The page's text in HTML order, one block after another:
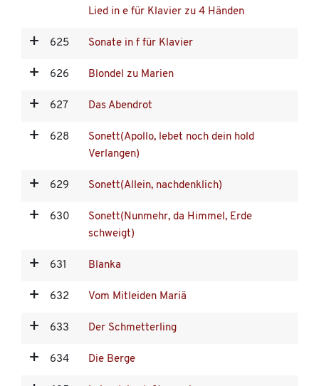
Lied in e für Klavier zu 4 Händen
625 Sonate in f für Klavier
626 Blondel zu Marien
627 Das Abendrot
628
Sonett(Apollo, lebet noch dein hold
Verlangen)
629 Sonett(Allein, nachdenklich)
630
Sonett(Nunmehr, da Himmel, Erde
schweigt)
631 Blanka
632 Vom Mitleiden Mariä
633 Der Schmetterling
634 Die Berge